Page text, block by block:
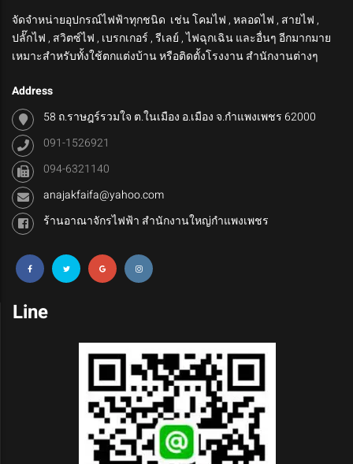
จัดจำหน่ายอุปกรณ์ไฟฟ้าทุกชนิด เช่น โคมไฟ , หลอดไฟ , สายไฟ ,
ปลั๊กไฟ , สวิตซ์ไฟ , เบรกเกอร์ , รีเลย์ , ไฟฉุกเฉิน และอื่นๆ อีกมากมาย
เหมาะสำหรับทั้งใช้ตกแต่งบ้าน หรือติดตั้งโรงงาน สำนักงานต่างๆ
Address
58 ถ.ราษฎร์รวมใจ ต.ในเมือง อ.เมือง จ.กำแพงเพชร 62000
091-1526921
094-6321140
anajakfaifa@yahoo.com
ร้านอาณาจักรไฟฟ้า สำนักงานใหญ่กำแพงเพชร
Line